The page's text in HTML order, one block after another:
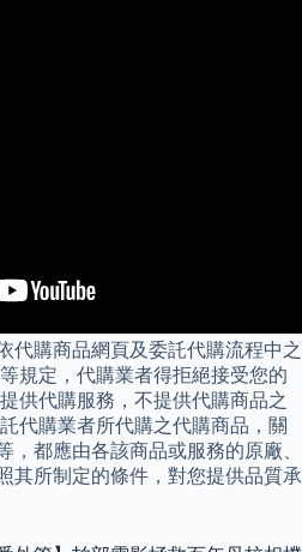
代購商品網頁及委託代購流程中之
規定，代購業者得拒絕接受您的
供代購服務，不提供代購商品之
代購業者所代購之代購商品，關
，都應由各該商品或服務的原廠、
其所制定的條件，對您提供品質承